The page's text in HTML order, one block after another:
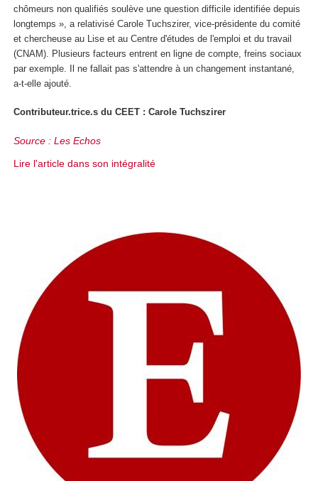
chômeurs non qualifiés soulève une question difficile identifiée depuis
longtemps », a relativisé Carole Tuchszirer, vice-présidente du comité
et chercheuse au Lise et au Centre d'études de l'emploi et du travail
(CNAM). Plusieurs facteurs entrent en ligne de compte, freins sociaux
par exemple. Il ne fallait pas s'attendre à un changement instantané,
a-t-elle ajouté.
Contributeur.trice.s du CEET : Carole Tuchszirer
Source : Les Echos
Lire l'article dans son intégralité